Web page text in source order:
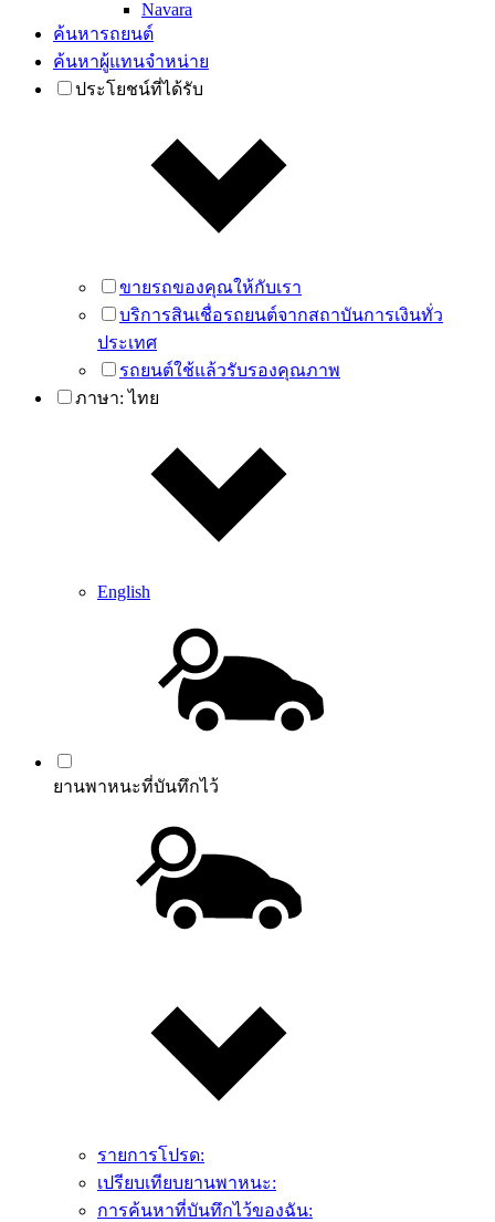
Navara
ค้นหารถยนต์
ค้นหาผู้แทนจำหน่าย
ประโยชน์ที่ได้รับ
ขายรถของคุณให้กับเรา
บริการสินเชื่อรถยนต์จากสถาบันการเงินทั่ว
ประเทศ
รถยนต์ใช้แล้วรับรองคุณภาพ
ภาษา:ไทย
English
ยานพาหนะที่บันทึกไว้
รายการโปรด:
เปรียบเทียบยานพาหนะ:
การค้นหาที่บันทึกไว้ของฉัน: